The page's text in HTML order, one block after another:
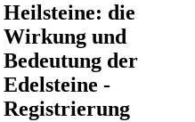
Heilsteine: die
Wirkung und
Bedeutung der
Edelsteine -
Registrierung